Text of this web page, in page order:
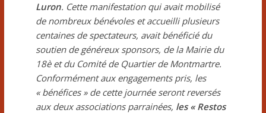
Luron. Cette manifestation qui avait mobilisé
de nombreux bénévoles et accueilli plusieurs
centaines de spectateurs, avait bénéficié du
soutien de généreux sponsors, de la Mairie du
18è et du Comité de Quartier de Montmartre.
Conformément aux engagements pris, les
« bénéfices » de cette journée seront reversés
aux deux associations parrainées, les « Restos